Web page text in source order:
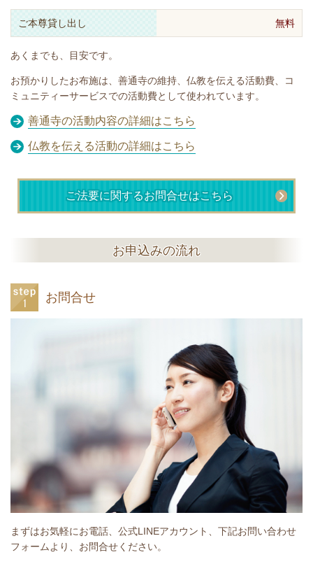
ご本尊貸し出し 無料
あくまでも、目安です。
お預かりしたお布施は、善通寺の維持、仏教を伝える活動費、コ
ミュニティーサービスでの活動費として使われています。
善通寺の活動内容の詳細はこちら
仏教を伝える活動の詳細はこちら
ご法要に関するお問合せはこちら
お申込みの流れ
お問合せ
まずはお気軽にお電話、公式LINEアカウント、下記お問い合わせ
フォームより、お問合せください。